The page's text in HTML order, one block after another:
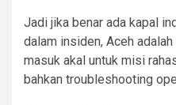
Jadi jika benar ada kapal
dalam insiden, Aceh
masuk akal untuk misi
bahkan troubleshooting